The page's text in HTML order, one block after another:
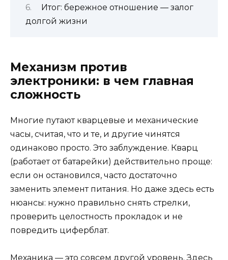
Итог: бережное отношение — залог
долгой жизни
Механизм против
электроники: в чем главная
сложность
Многие путают кварцевые и механические
часы, считая, что и те, и другие чинятся
одинаково просто. Это заблуждение. Кварц
(работает от батарейки) действительно проще:
если он остановился, часто достаточно
заменить элемент питания. Но даже здесь есть
нюансы: нужно правильно снять стрелки,
проверить целостность прокладок и не
повредить циферблат.
Механика — это совсем другой уровень. Здесь